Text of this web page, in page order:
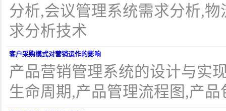
分析,会议管理系统需求分析,物
求分析技术
客户采购模式对营销运作的影响
产品营销管理系统的设计与实
生命周期,产品管理流程图,产品